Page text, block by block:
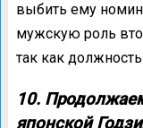
выбить ему
мужскую роль
так как
10.
японской